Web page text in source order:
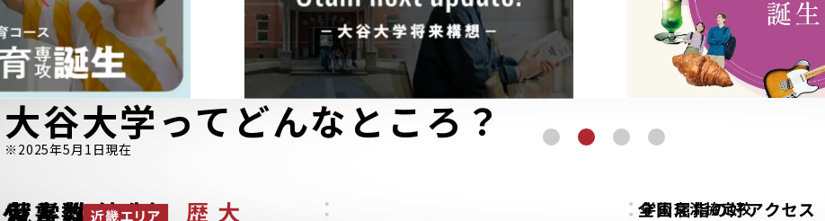
大谷大学って どんなところ？
※2025年5月1日現在